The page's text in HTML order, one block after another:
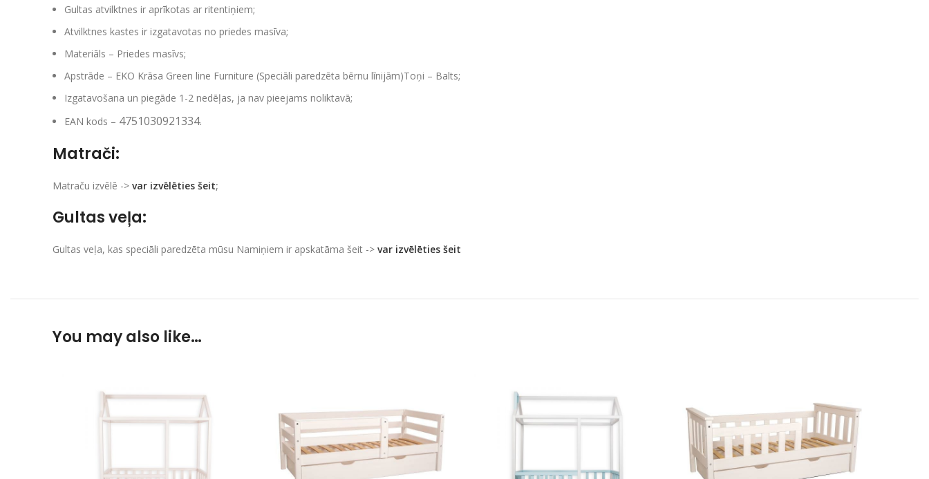
Gultas atvilktnes ir aprīkotas ar ritentiņiem;
Atvilktnes kastes ir izgatavotas no priedes masīva;
Materiāls – Priedes masīvs;
Apstrāde – EKO Krāsa Green line Furniture (Speciāli paredzēta bērnu līnijām)Toņi – Balts;
Izgatavošana un piegāde 1-2 nedēļas, ja nav pieejams noliktavā;
EAN kods – 4751030921334.
Matrači:
Matraču izvēlē -> var izvēlēties šeit;
Gultas veļa:
Gultas veļa, kas speciāli paredzēta mūsu Namiņiem ir apskatāma šeit -> var izvēlēties šeit
You may also like…